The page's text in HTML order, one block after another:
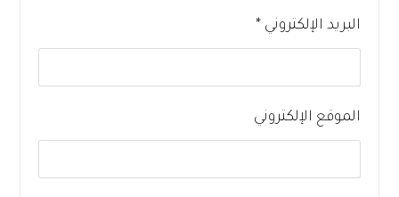
البريد الإلكتروني *
الموقع الإلكتروني